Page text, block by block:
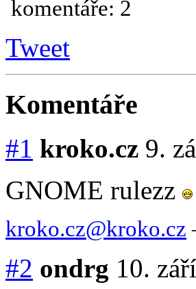
komentáře: 2
Tweet
Komentáře
#1 kroko.cz 9.
GNOME rulezz
kroko.cz@kroko.cz
#2 ondrg 10.